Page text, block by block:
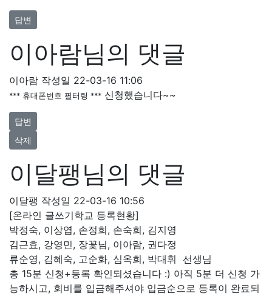
답변
이아람님의 댓글
이아람 작성일 22-03-16 11:06
*** 휴대폰번호 필터링 *** 신청했습니다~~
답변
삭제
이달팽님의 댓글
이달팽 작성일 22-03-16 10:56
[온라인 글쓰기학교 등록현황]
박정숙, 이상엽, 손정희, 손숙희, 김지영
김근효, 강영민, 장꽃님, 이아람, 권다정
류순영, 김혜숙, 고순화, 심옥희, 박대휘 선생님
총 15분 신청+등록 확인되셨습니다 :) 아직 5분 더 신청 가
능하시고, 회비를 입금해주셔야 입금순으로 등록이 완료되